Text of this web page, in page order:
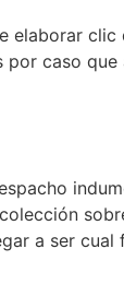
elaborar
caso que
a ser cual